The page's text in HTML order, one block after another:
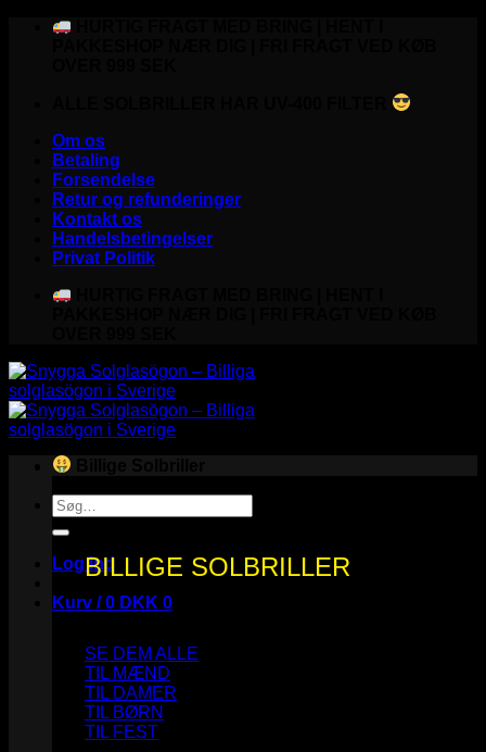
Fortsæt
Om os
Betaling
Forsendelse
Retur og refunderinger
Kontakt os
Handelsbetingelser
Privat Politik
Søg
efter:
Log ind
Kurv /0 DKK 0
Ingen varer i kurven.
BILLIGE SOLBRILLER
SE DEM ALLE
TIL MÆND
TIL DAMER
TIL BØRN
TIL FEST